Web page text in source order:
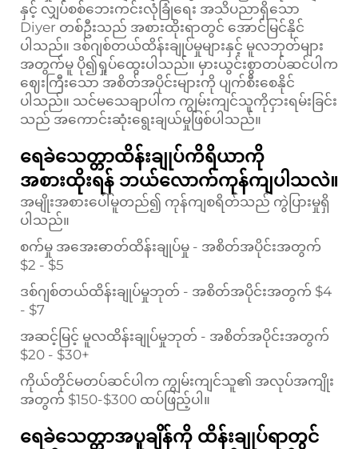
နှင့် လျှပ်စစ်ဘေးကင်းလုံခြုံရေး အသိပညာရှိသော
Diyer တစ်ဦးသည် အစားထိုးရာတွင် အောင်မြင်နိုင်
ပါသည်။ ဒစ်ဂျစ်တယ်ထိန်းချုပ်မှုများနှင့် မူလဘုတ်များ
အတွက်မူ ပို၍ရှုပ်ထွေးပါသည်။ မှားယွင်းစွာတပ်ဆင်ပါက
ဈေးကြီးသော အစိတ်အပိုင်းများကို ပျက်စီးစေနိုင်
ပါသည်။ သင်မသေချာပါက ကျွမ်းကျင်သူကိုငှားရမ်းခြင်း
သည် အကောင်းဆုံးရွေးချယ်မှုဖြစ်ပါသည်။
ရေခဲသေတ္တာထိန်းချုပ်ကိရိယာကို
အစားထိုးရန် ဘယ်လောက်ကုန်ကျပါသလဲ။
အမျိုးအစားပေါ်မူတည်၍ ကုန်ကျစရိတ်သည် ကွဲပြားမှုရှိ
ပါသည်။
စက်မှု အအေးဓာတ်ထိန်းချုပ်မှု - အစိတ်အပိုင်းအတွက်
$2 - $5
ဒစ်ဂျစ်တယ်ထိန်းချုပ်မှုဘုတ် - အစိတ်အပိုင်းအတွက် $4
- $7
အဆင့်မြင့် မူလထိန်းချုပ်မှုဘုတ် - အစိတ်အပိုင်းအတွက်
$20 - $30+
ကိုယ်တိုင်မတပ်ဆင်ပါက ကျွမ်းကျင်သူ၏ အလုပ်အကျိုး
အတွက် $150-$300 ထပ်ဖြည့်ပါ။
ရေခဲသေတ္တာအပူချိန်ကို ထိန်းချုပ်ရာတွင်